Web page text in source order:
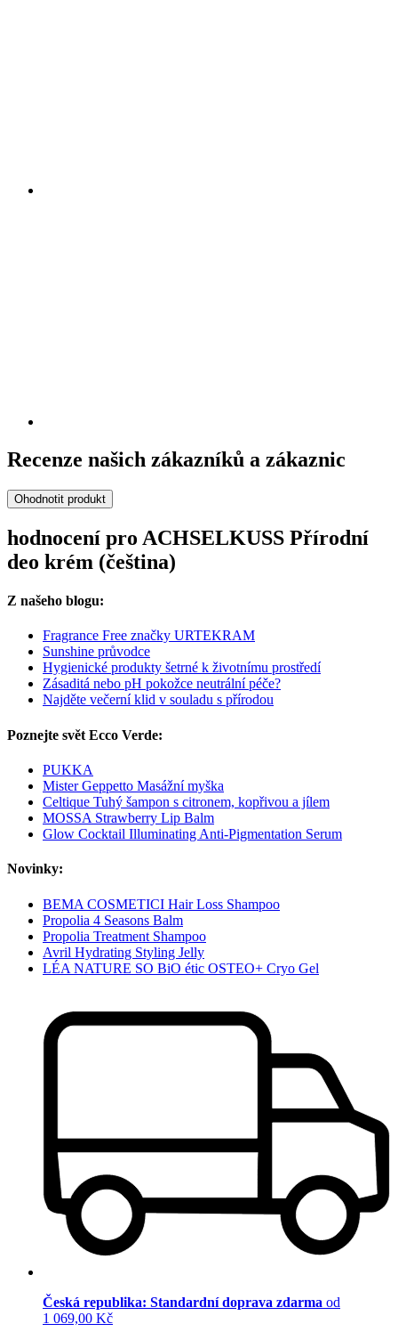
Recenze našich zákazníků a zákaznic
Ohodnotit produkt
hodnocení pro ACHSELKUSS Přírodní
deo krém (čeština)
Z našeho blogu:
Fragrance Free značky URTEKRAM
Sunshine průvodce
Hygienické produkty šetrné k životnímu prostředí
Zásaditá nebo pH pokožce neutrální péče?
Najděte večerní klid v souladu s přírodou
Poznejte svět Ecco Verde:
PUKKA
Mister Geppetto Masážní myška
Celtique Tuhý šampon s citronem, kopřivou a jílem
MOSSA Strawberry Lip Balm
Glow Cocktail Illuminating Anti-Pigmentation Serum
Novinky:
BEMA COSMETICI Hair Loss Shampoo
Propolia 4 Seasons Balm
Propolia Treatment Shampoo
Avril Hydrating Styling Jelly
LÉA NATURE SO BiO étic OSTEO+ Cryo Gel
Česká republika: Standardní doprava zdarma od
1 069,00 Kč